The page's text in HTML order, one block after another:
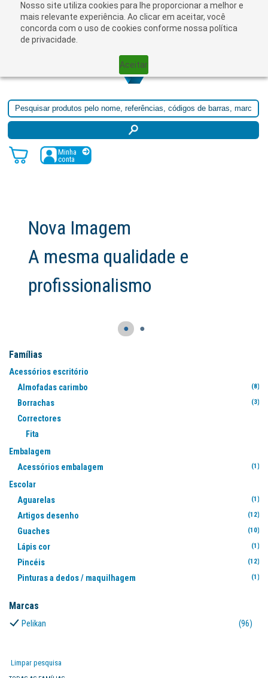
Nosso site utiliza cookies para lhe proporcionar a melhor e
mais relevante experiência. Ao clicar em aceitar, você
concorda com o uso de cookies conforme nossa política
de privacidade.
Aceitar
Minha
conta
● ●
Famílias
Acessórios escritório
Almofadas carimbo
(8)
Borrachas (3)
Correctores
Fita
Embalagem
Acessórios embalagem
(1)
Escolar
Aguarelas
(1)
Artigos desenho (12)
Guaches (10)
Lápis cor (1)
Pincéis (12)
Pinturas a dedos / maquilhagem (1)
Esferográficas
Lápis (2)
Flurescentes
Marcas
Pelikan (96)
Limpar pesquisa